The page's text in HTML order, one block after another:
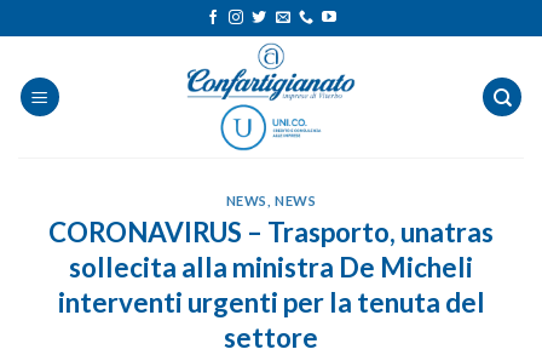
ai
contenuti
NEWS ,NEWS
CORONAVIRUS – Trasporto, unatras
sollecita alla ministra De Micheli
interventi urgenti per la tenuta del
settore